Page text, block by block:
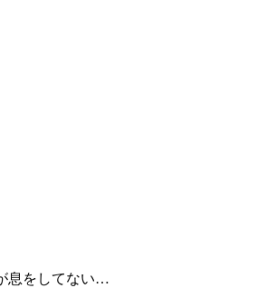
息をしてない…